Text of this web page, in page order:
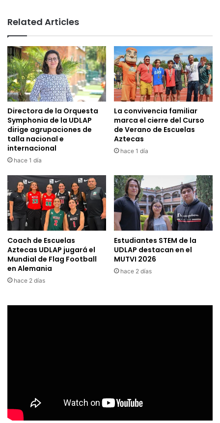
Related Articles
Directora de la Orquesta
Symphonia de la UDLAP
dirige agrupaciones de
talla nacional e
internacional
hace 1 día
La convivencia familiar
marca el cierre del Curso
de Verano de Escuelas
Aztecas
hace 1 día
Coach de Escuelas
Aztecas UDLAP jugará el
Mundial de Flag Football
en Alemania
hace 2 días
Estudiantes STEM de la
UDLAP destacan en el
MUTVI 2026
hace 2 días